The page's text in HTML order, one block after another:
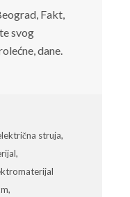
Fakt,
svog
dane.
struja,
,
,